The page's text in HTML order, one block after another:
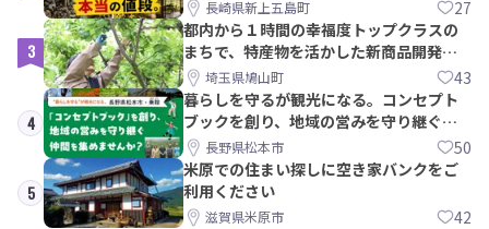
長崎県新上五島町 27
3
都内から１時間の幸福度トップクラスの
まちで、特産物を活かした新商品開発＆
PRメンバー募集！
埼玉県鳩山町 43
4
暮らしを守るが観光になる。コンセプト
ブックを創り、地域の営みを守り継ぐ仲
間を集めませんか？
長野県松本市 50
5
米原での住まい探しに空き家バンクをご
利用ください
滋賀県米原市 42